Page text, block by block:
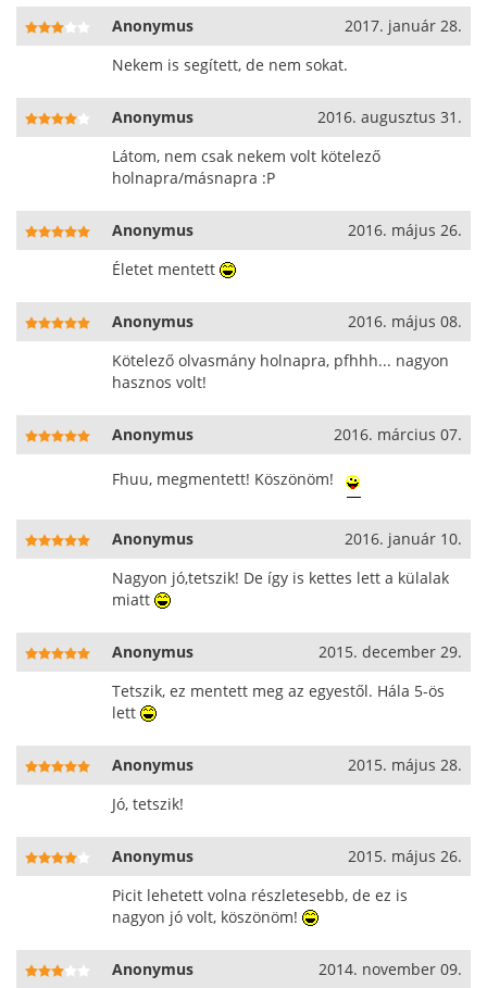
Anonymus
2017. január 28.
Nekem is segített, de nem sokat.
Anonymus
2016. augusztus 31.
Látom, nem csak nekem volt kötelező
holnapra/másnapra :P
Anonymus
2016. május 26.
Életet mentett
Anonymus
2016. május 08.
Kötelező olvasmány holnapra, pfhhh... nagyon
hasznos volt!
Anonymus 2016. március 07.
Fhuu, megmentett! Köszönöm!
Anonymus
2016. január 10.
Nagyon jó,tetszik! De így is kettes lett a külalak
miatt
Anonymus
2015. december 29.
Tetszik, ez mentett meg az egyestől. Hála 5-ös
lett
Anonymus
2015. május 28.
Jó, tetszik!
Anonymus
2015. május 26.
Picit lehetett volna részletesebb, de ez is
nagyon jó volt, köszönöm!
Anonymus 2014. november 09.